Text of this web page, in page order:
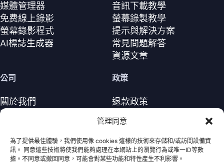
管理同意
為了提供最佳體驗，我們使用像 cookies 這樣的技術來存儲和/或訪問設備資
訊。 同意這些技術將使我們能夠處理在本網站上的瀏覽行為或唯一ID等數
據。不同意或撤回同意，可能會對某些功能和特性產生不利影響。
媒體管理器
免费線上錄影
螢幕錄影程式
AI標誌生成器
音訊下載教學
螢幕錄製教學
提示與解決方案
常見問題解答
資源文章
公司
關於我們
聯繫我們
政策
退款政策
授權協議（EN）
條款與條件
解除安裝